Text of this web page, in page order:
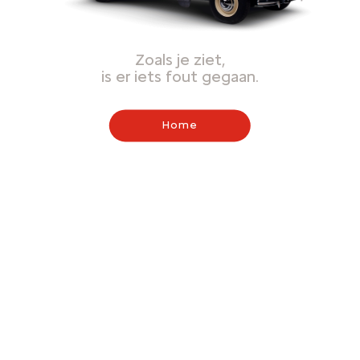
Zoals je ziet,
is er iets fout gegaan.
Home